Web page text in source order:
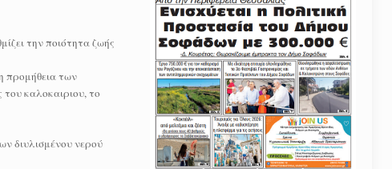
την ποιότητα ζωής
προμήθεια των
καλοκαιριου, το
διυλισμένου νερού